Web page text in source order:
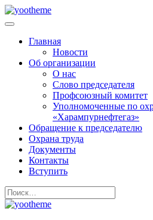
Главная
Новости
Об организации
О нас
Слово председателя
Профсоюзный комитет
Уполномоченные по
«Харампурнефтегаз»
Обращение к председателю
Охрана труда
Документы
Контакты
Вступить